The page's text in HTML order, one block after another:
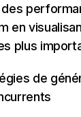
en
plus
de